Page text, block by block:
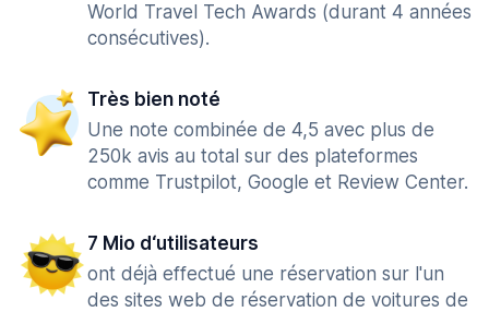
World Travel Tech Awards (durant 4 années
consécutives).
Très bien noté
Une note combinée de 4,5 avec plus de
250k avis au total sur des plateformes
comme Trustpilot, Google et Review Center.
7 Mio d‘utilisateurs
ont déjà effectué une réservation sur l'un
des sites web de réservation de voitures de